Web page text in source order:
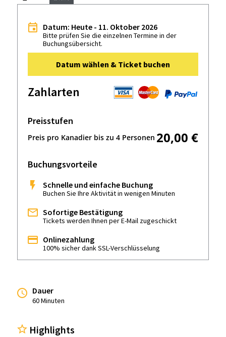
Datum: Heute - 11. Oktober 2026
Bitte prüfen Sie die einzelnen Termine in der
Buchungsübersicht.
Datum wählen & Ticket buchen
Zahlarten
Preisstufen
Preis pro Kanadier bis zu 4 Personen 20,00 €
Buchungsvorteile
Schnelle und einfache Buchung
Buchen Sie Ihre Aktivität in wenigen Minuten
Sofortige Bestätigung
Tickets werden Ihnen per E-Mail zugeschickt
Onlinezahlung
100% sicher dank SSL-Verschlüsselung
Dauer
60 Minuten
Highlights